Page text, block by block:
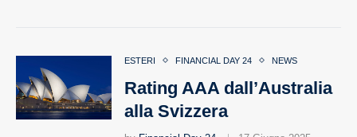
ESTERI FINANCIAL DAY 24 NEWS
Rating AAA dall’Australia
alla Svizzera